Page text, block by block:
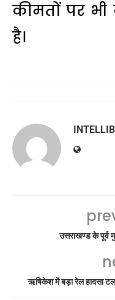
कीमतों पर
है।
उत्तराखण्ड के
ऋषिकेश में बड़ा रेल हादसा